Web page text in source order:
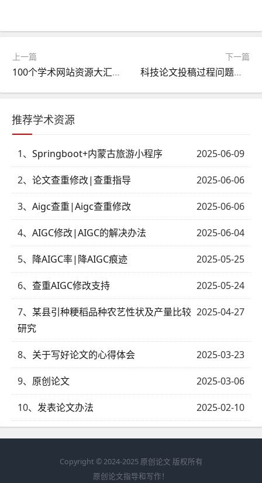
上一篇
100个学术网站资源大汇总！
下一篇
科技论文投稿过程问题分析及对策
推荐学术资源
2025-06-09
1、 Springboot+内蒙古旅游小程序
2025-06-06
2、 论文查重修改|查重指导
2025-06-06
3、 Aigc查重|Aigc查重修改
2025-06-04
4、 AIGC修改|AIGC的解决办法
2025-05-25
5、 降AIGC率|降AIGC痕迹
2025-05-24
6、 查重AIGC修改支持
2025-04-27
7、 某县引种粳稻品种农艺性状及产量比较
研究
2025-03-23
8、 关于写好论文的心得体会
2025-03-06
9、 原创论文
2025-02-10
10、 发表论文办法
Copyright © 2024-2025 原创论文 版权所有
原创论文指导和写作！